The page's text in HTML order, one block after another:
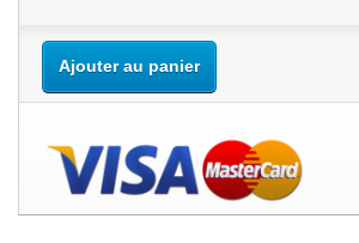
Ajouter au panier